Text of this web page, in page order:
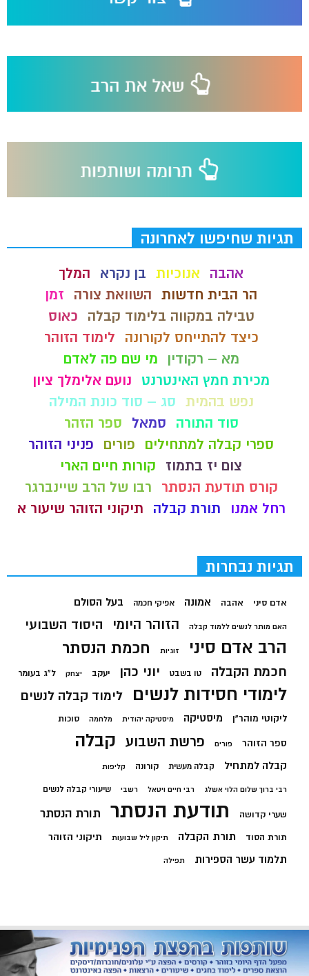
תגיות שחיפשו לאחרונה
אהבה אנוכיות בן נקרא
המלך
הר הבית חדשות השוואת צורה
זמן
טבילה במקווה בלימוד קבלה
כאוס
כיצד להתייחס לקורונה
לימוד הזוהר
מא – רקודין
מי שם פה לאדם
מכירת חמץ האינטרנט
נועם אלימלך ציון
נפש בהמית סג – סוד כונת המילה
סוד התורה
סמאל
ספר הזהר
ספרי קבלה למתחילים
פורים
פניני הזוהר
צום יז בתמוז
קורות חיים הארי
קורס תודעת הנסתר
רבו של הרב שיינברגר
רחל אמנו
תורת קבלה תיקוני הזוהר שיעור א
תגיות נבחרות
אדם סיני אהבה אמונה אפיקי חכמה בעל הסולם
האם מותר לנשים ללמוד קבלה הזוהר היומי היסוד השבועי
הרב אדם סיני זוגיות חכמת הנסתר
חכמת הקבלה טו בשבט יוני כהן יעקב יצחק ל"ג בעומר
לימודי חסידות לנשים לימוד קבלה לנשים
ליקוטי מוהר"ן מיסטיקה מיסטיקה יהודית מלחמה סוכות
ספר הזוהר פורים פרשת השבוע קבלה
קבלה למתחיל קבלה מעשית קורונה קליפות
רבי ברוך שלום הלוי אשלג רבי חיים ויטאל רשבי שיעורי קבלה לנשים
שערי קדושה תודעת הנסתר תורת הנסתר
תורת הסוד תורת הקבלה תיקון ליל שבועות תיקוני הזוהר
תלמוד עשר הספירות תפילה